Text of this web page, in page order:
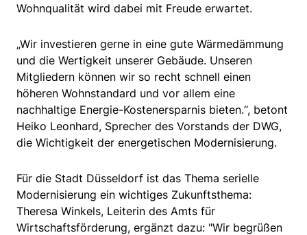
Wohnqualität wird dabei mit Freude erwartet.
„Wir investieren gerne in eine gute Wärmedämmung
und die Wertigkeit unserer Gebäude. Unseren
Mitgliedern können wir so recht schnell einen
höheren Wohnstandard und vor allem eine
nachhaltige Energie-Kostenersparnis bieten.“, betont
Heiko Leonhard, Sprecher des Vorstands der DWG,
die Wichtigkeit der energetischen Modernisierung.
Für die Stadt Düsseldorf ist das Thema serielle
Modernisierung ein wichtiges Zukunftsthema:
Theresa Winkels, Leiterin des Amts für
Wirtschaftsförderung, ergänzt dazu: "Wir begrüßen